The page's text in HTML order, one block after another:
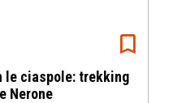
le ciaspole: trekking
Nerone